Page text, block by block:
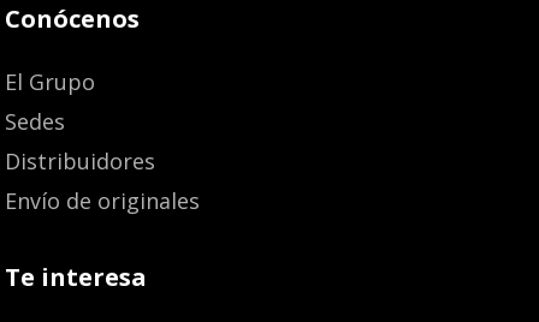
Conócenos
El Grupo
Sedes
Distribuidores
Envío de originales
Te interesa